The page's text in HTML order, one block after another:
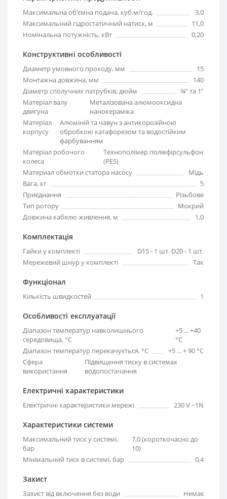
Максимальна обʼємна подача, куб.м/год.
3,0
Максимальний гідростатичний натиск, м
11,0
Номінальна потужність, кВт
0,20
Конструктивні особливості
Диаметр умовного проходу, мм
15
Монтажна довжина, мм
140
Діаметр сполучних патрубків, дюйм
¾” та 1”
Матеріал валу
двигуна
Металізована алюмооксидна
нанокераміка
Матеріал
корпусу
Алюміній та чавун з антикорозійною
обробкою катафорезом та водостійким
фарбуванням
Матеріал робочого
колеса
Технополімер поліефірсульфон
(PES)
Материал обмотки статора насосу
Мідь
Вага, кг
5
Приєднання
Різьбове
Тип ротору
Мокрий
Довжина кабелю живлення, м
1,0
Комплектація
Гайки у комплекті
D15 - 1 шт. D20 - 1 шт.
Мережевий шнур у комплекті
Так
Функціонал
Кількість швидкостей 1
Особливості експлуатації
Діапазон температур навколишнього
середовища, °С
+5 ... +40
°C
Діапазон температур перекачується, °С
+5 ... + 90 °C
Сфера
використання
Підвищення тиску в системах
водопостачання
Електричні характеристики
Електричні характеристики мережі 230 V ~1N
Характеристики системи
Максимальний тиск у системі,
бар
7,0 (короткочасно до
10)
Мінімальний тиск в системі, бар
0,4
Захист
Захист від включення без води
Немає